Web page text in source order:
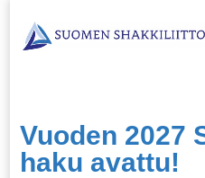
Vuoden 2027
haku avattu!